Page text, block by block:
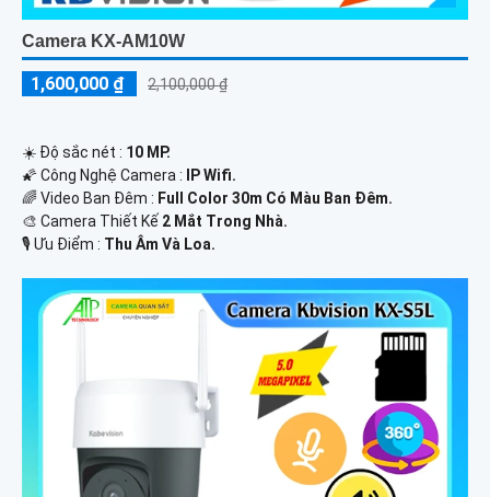
Camera KX-AM10W
1,600,000 ₫ 2,100,000 ₫
☀️ Độ sắc nét : 10 MP.
🌠 Công Nghệ Camera :
IP Wifi.
🌈 Video Ban Đêm : Full Color 30m Có Màu Ban Ðêm.
🎨 Camera Thiết Kế 2 Mắt Trong Nhà.
️🎙 Ưu Điểm : Thu Âm Và Loa.